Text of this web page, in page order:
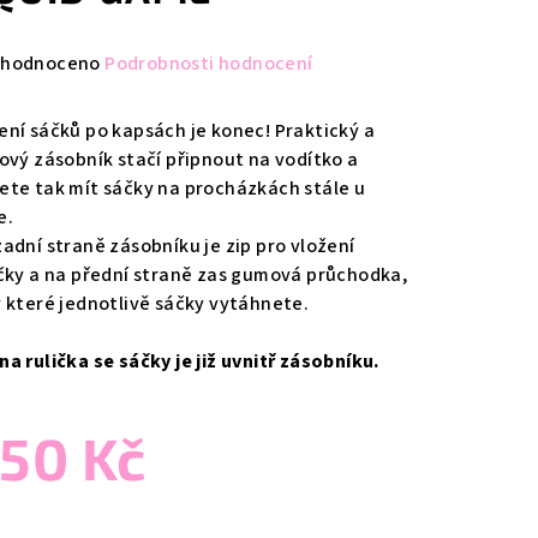
Podrobnosti hodnocení
sáčků po kapsách je konec! Praktický a
zásobník stačí připnout na vodítko a
tak mít sáčky na procházkách stále u
straně zásobníku je zip pro vložení
a na přední straně zas gumová průchodka,
které jednotlivě sáčky vytáhnete.
rulička se sáčky je již uvnitř zásobníku.
Kč